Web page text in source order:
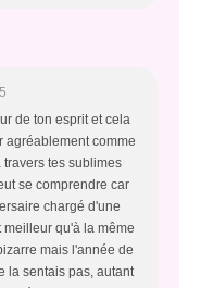
de ton esprit et cela
agréablement comme
tes sublimes
se comprendre car
chargé d'une
qu'à la même
mais l'année de
la sentais pas, autant